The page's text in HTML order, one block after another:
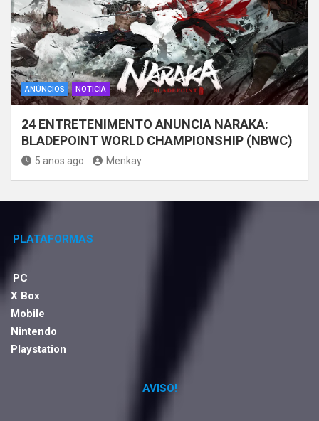
ANÚNCIOS NOTICIA
24 ENTRETENIMENTO ANUNCIA NARAKA:
BLADEPOINT WORLD CHAMPIONSHIP (NBWC)
5 anos ago Menkay
PLATAFORMAS
PC
X Box
Mobile
Nintendo
Playstation
AVISO!